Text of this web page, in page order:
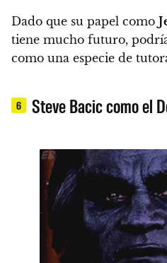
Dado que su papel como
tiene mucho futuro,
como una especie de
6 Steve Bacic como el